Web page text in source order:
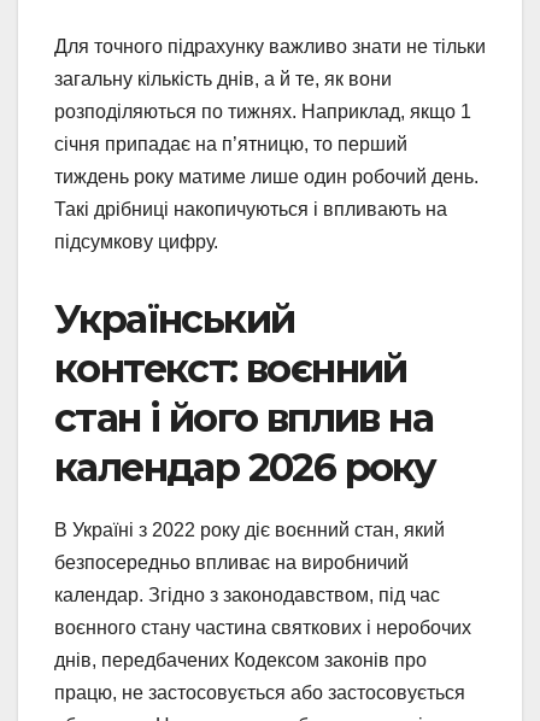
Для точного підрахунку важливо знати не тільки
загальну кількість днів, а й те, як вони
розподіляються по тижнях. Наприклад, якщо 1
січня припадає на п’ятницю, то перший
тиждень року матиме лише один робочий день.
Такі дрібниці накопичуються і впливають на
підсумкову цифру.
Український
контекст: воєнний
стан і його вплив на
календар 2026 року
В Україні з 2022 року діє воєнний стан, який
безпосередньо впливає на виробничий
календар. Згідно з законодавством, під час
воєнного стану частина святкових і неробочих
днів, передбачених Кодексом законів про
працю, не застосовується або застосовується